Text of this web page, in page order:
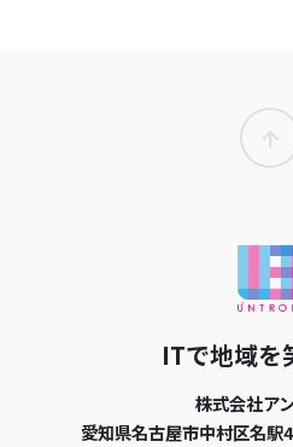
ITで地域を
株式会社ア
愛知県名古屋市中村区名